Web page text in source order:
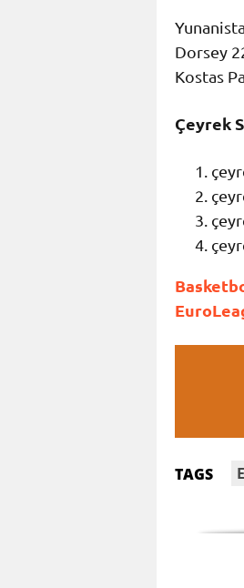
Dorsey
Kostas
Çeyrek
TAGS